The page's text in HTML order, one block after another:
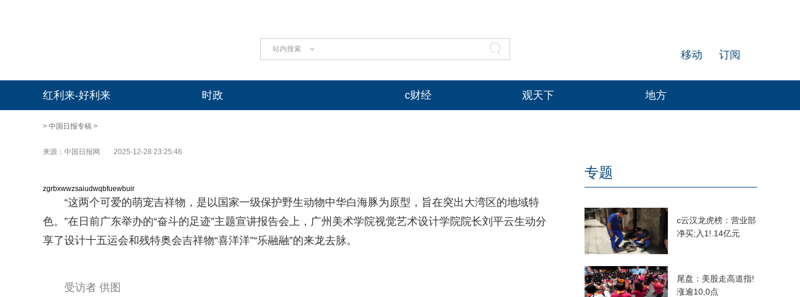
站内搜索 订阅
移动
红利来-好利来 时政 c财经 观天下 地方
> 中国日报专稿 >
来源：中国日报网 2025-12-28 23:25:46
zgrbxwwzsaiudwqbfuewbuir
“这两个可爱的萌宠吉祥物，是以国家一级保护野生动物中华白海豚为原型，旨在突出大湾区的地域特
色。”在日前广东举办的“奋斗的足迹”主题宣讲报告会上，广州美术学院视觉艺术设计学院院长刘平云生动分
享了设计十五运会和残特奥会吉祥物“喜洋洋”“乐融融”的来龙去脉。
受访者 供图
专题
c云汉龙虎榜：营业部
净买;入1!.14亿元
尾盘：美股走高道指!
涨逾10,0点